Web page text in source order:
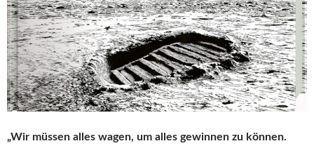
„Wir müssen alles wagen, um alles gewinnen zu können.